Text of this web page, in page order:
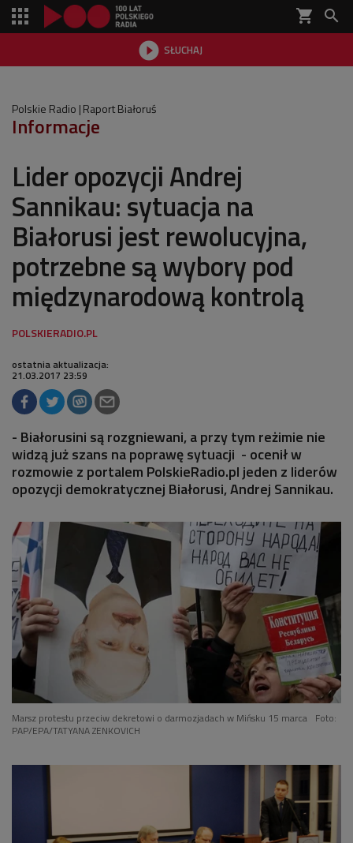
shopping_cart 
 SŁUCHAJ

Polskie Radio Raport Białoruś
Informacje
Lider opozycji Andrej
Sannikau: sytuacja na
Białorusi jest rewolucyjna,
potrzebne są wybory pod
międzynarodową kontrolą
ostatnia aktualizacja:
21.03.2017 23:59
- Białorusini są rozgniewani, a przy tym reżimie nie
widzą już szans na poprawę sytuacji - ocenił w
rozmowie z portalem PolskieRadio.pl jeden z liderów
opozycji demokratycznej Białorusi, Andrej Sannikau.
Marsz protestu przeciw dekretowi o darmozjadach w Mińsku 15 marca Foto:
PAP/EPA/TATYANA ZENKOVICH